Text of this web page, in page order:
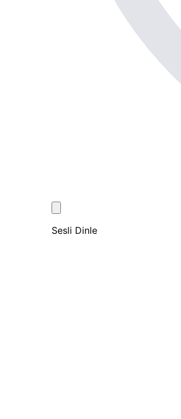
Sesli Dinle